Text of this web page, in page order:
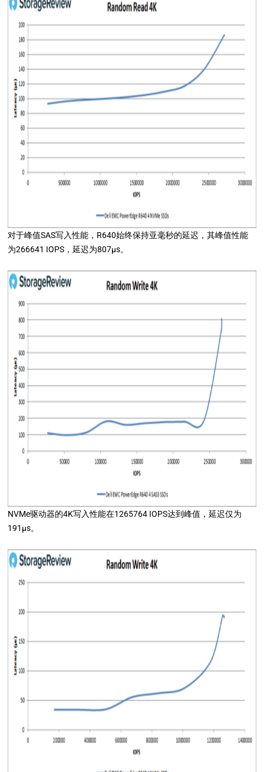
对于峰值SAS写入性能，R640始终保持亚毫秒的延迟，其峰值性能
为266641 IOPS，延迟为807μs。
NVMe驱动器的4K写入性能在1265764 IOPS达到峰值，延迟仅为
191μs。